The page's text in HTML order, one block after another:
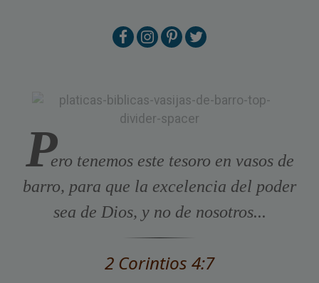
Pero tenemos este tesoro en vasos de
barro, para que la excelencia del poder
sea de Dios, y no de nosotros...
2 Corintios 4:7